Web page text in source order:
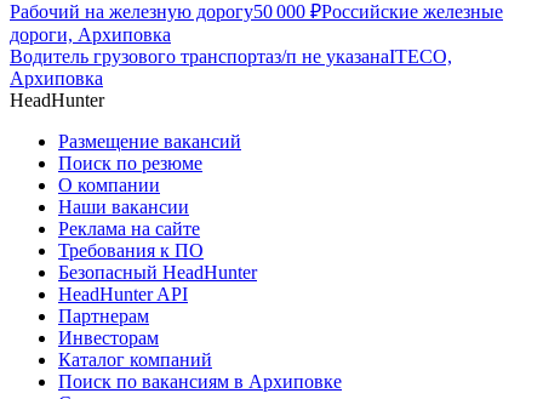
Рабочий на железную дорогу50 000 ₽Российские железные
дороги, Архиповка
Водитель грузового транспортаз/п не указанаITECO,
Архиповка
HeadHunter
Размещение вакансий
Поиск по резюме
О компании
Наши вакансии
Реклама на сайте
Требования к ПО
Безопасный HeadHunter
HeadHunter API
Партнерам
Инвесторам
Каталог компаний
Поиск по вакансиям в Архиповке